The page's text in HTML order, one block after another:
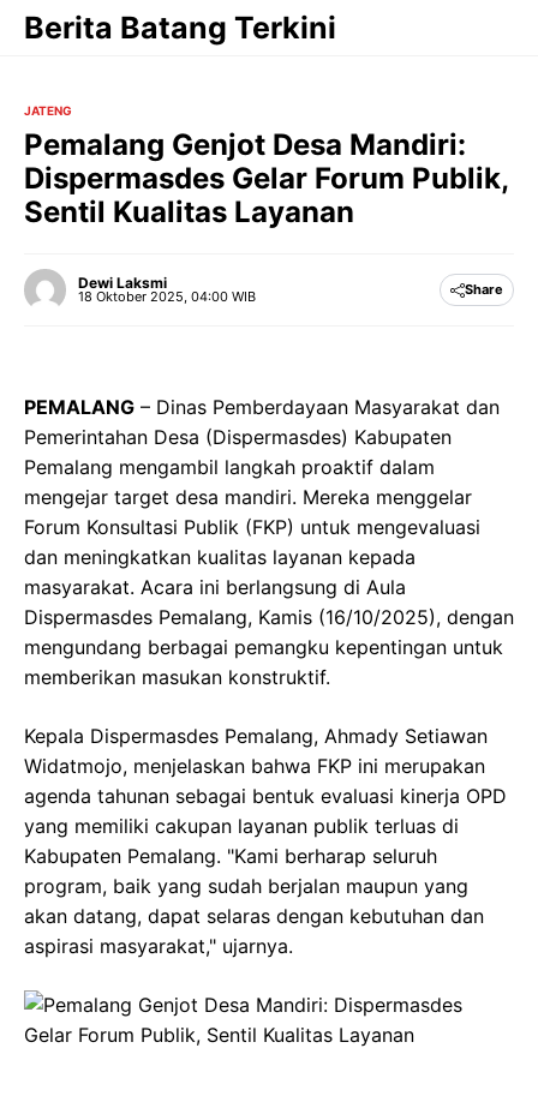
Langsung
Berita Batang Terkini
JATENG
Pemalang Genjot Desa Mandiri:
Dispermasdes Gelar Forum Publik,
Sentil Kualitas Layanan
Dewi Laksmi
18 Oktober 2025, 04:00 WIB Share
PEMALANG – Dinas Pemberdayaan Masyarakat dan
Pemerintahan Desa (Dispermasdes) Kabupaten
Pemalang mengambil langkah proaktif dalam
mengejar target desa mandiri. Mereka menggelar
Forum Konsultasi Publik (FKP) untuk mengevaluasi
dan meningkatkan kualitas layanan kepada
masyarakat. Acara ini berlangsung di Aula
Dispermasdes Pemalang, Kamis (16/10/2025), dengan
mengundang berbagai pemangku kepentingan untuk
memberikan masukan konstruktif.
Kepala Dispermasdes Pemalang, Ahmady Setiawan
Widatmojo, menjelaskan bahwa FKP ini merupakan
agenda tahunan sebagai bentuk evaluasi kinerja OPD
yang memiliki cakupan layanan publik terluas di
Kabupaten Pemalang. "Kami berharap seluruh
program, baik yang sudah berjalan maupun yang
akan datang, dapat selaras dengan kebutuhan dan
aspirasi masyarakat," ujarnya.